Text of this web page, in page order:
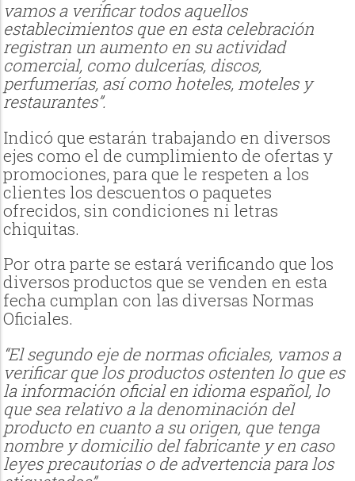
vamos a verificar todos aquellos
establecimientos que en esta celebración
registran un aumento en su actividad
comercial, como dulcerías, discos,
perfumerías, así como hoteles, moteles y
restaurantes”.
Indicó que estarán trabajando en diversos
ejes como el de cumplimiento de ofertas y
promociones, para que le respeten a los
clientes los descuentos o paquetes
ofrecidos, sin condiciones ni letras
chiquitas.
Por otra parte se estará verificando que los
diversos productos que se venden en esta
fecha cumplan con las diversas Normas
Oficiales.
“El segundo eje de normas oficiales, vamos a
verificar que los productos ostenten lo que es
la información oficial en idioma español, lo
que sea relativo a la denominación del
producto en cuanto a su origen, que tenga
nombre y domicilio del fabricante y en caso
leyes precautorias o de advertencia para los